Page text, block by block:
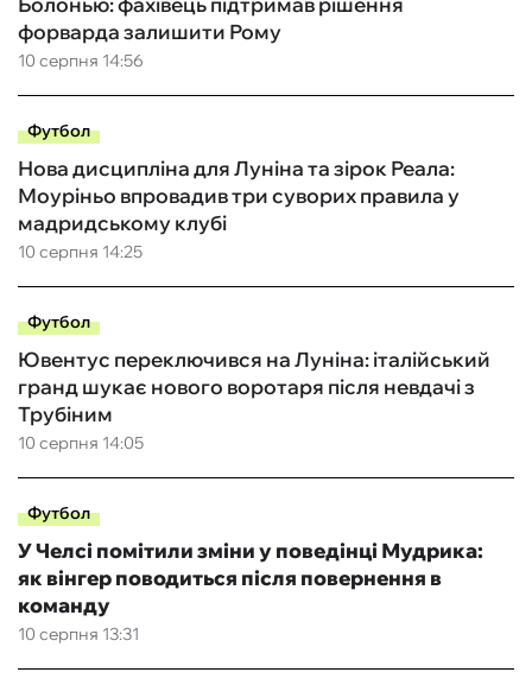
10 серпня 14:56
форварда залишити Рому
Футбол
10 серпня 14:25
Нова дисципліна для Луніна та зірок Реала:
Моуріньо впровадив три суворих правила у
мадридському клубі
Футбол
10 серпня 14:05
Ювентус переключився на Луніна: італійський
гранд шукає нового воротаря після невдачі з
Трубіним
Футбол
10 серпня 13:31
У Челсі помітили зміни у поведінці Мудрика:
як вінгер поводиться після повернення в
команду